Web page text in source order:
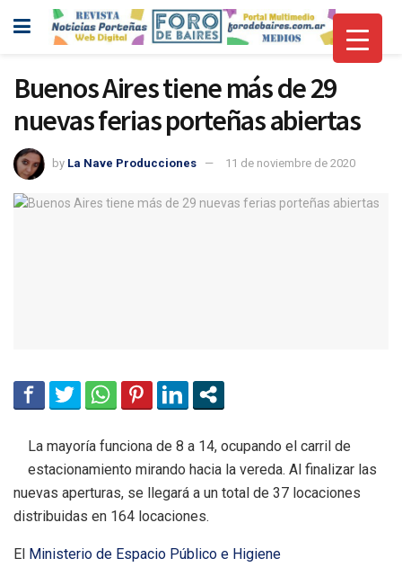
Buenos Aires tiene más de 29
nuevas ferias porteñas abiertas
by La Nave Producciones 11 de noviembre de 2020
La mayoría funciona de 8 a 14, ocupando el carril de
estacionamiento mirando hacia la vereda. Al finalizar las
nuevas aperturas, se llegará a un total de 37 locaciones
distribuidas en 164 locaciones.
El Ministerio de Espacio Público e Higiene